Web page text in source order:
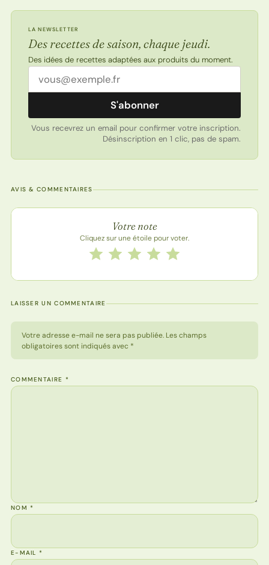
LA NEWSLETTER
Des recettes de saison, chaque jeudi.
Des idées de recettes adaptées aux produits du moment.
Adresse email
S'abonner
Vous recevrez un email pour confirmer votre inscription.
Désinscription en 1 clic, pas de spam.
AVIS & COMMENTAIRES
Note de la recette
Votre note
Cliquez sur une étoile pour voter.
Notez cette recette de 1 à 5 étoiles
5 étoiles
4 étoiles
3 étoiles
2 étoiles
1 étoile
LAISSER UN COMMENTAIRE
Votre adresse e-mail ne sera pas publiée. Les champs
obligatoires sont indiqués avec *
COMMENTAIRE *
NOM*
E-MAIL*